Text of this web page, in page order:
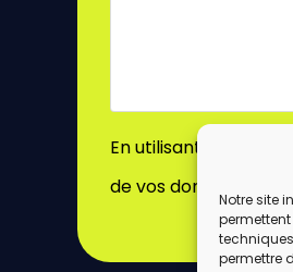
Notre site
permettre
En utilisant ce
de vos données par